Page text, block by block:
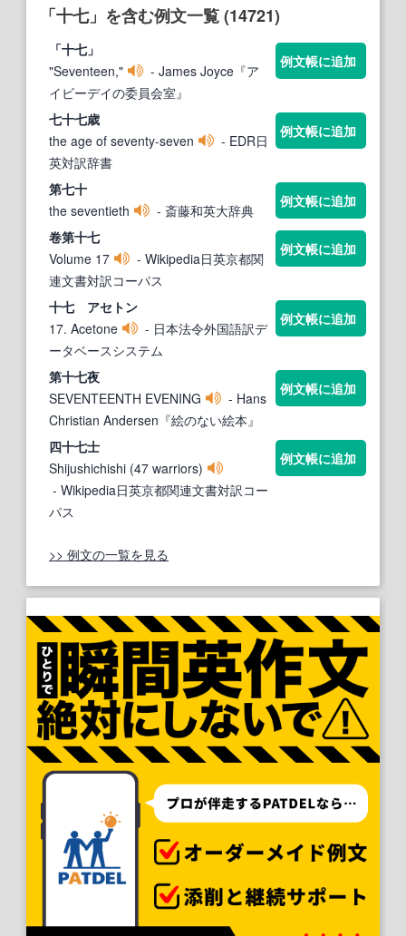
「十七」を含む例文一覧 (14721)
「十七 」
"Seventeen,"
- James Joyce『ア
イビーデイの委員会室』
例文帳に追加
七十七歳
the age of seventy-seven
- EDR日
英対訳辞書
例文帳に追加
第七十
the seventieth
- 斎藤和英大辞典
例文帳に追加
卷第十七
Volume 17
- Wikipedia日英京都関
連文書対訳コーパス
例文帳に追加
十七 アセトン
17. Acetone
- 日本法令外国語訳デ
ータベースシステム
例文帳に追加
第十七夜
SEVENTEENTH EVENING
- Hans
Christian Andersen『絵のない絵本』
例文帳に追加
四十七士
Shijushichishi (47 warriors)
- Wikipedia日英京都関連文書対訳コー
パス
例文帳に追加
>> 例文の一覧を見る